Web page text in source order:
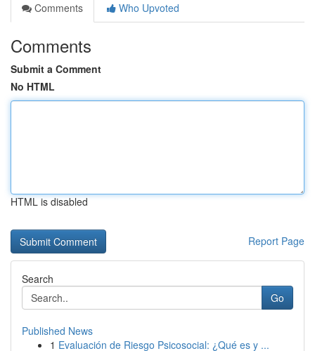
Comments
Who Upvoted
Comments
Submit a Comment
No HTML
HTML is disabled
Report Page
Search
Go
Published News
1 Evaluación de Riesgo Psicosocial: ¿Qué es y ...